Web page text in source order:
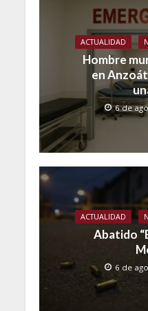
ACTUALIDAD
Hombre
en
6 de
ACTUALIDAD
Abatido
6 de